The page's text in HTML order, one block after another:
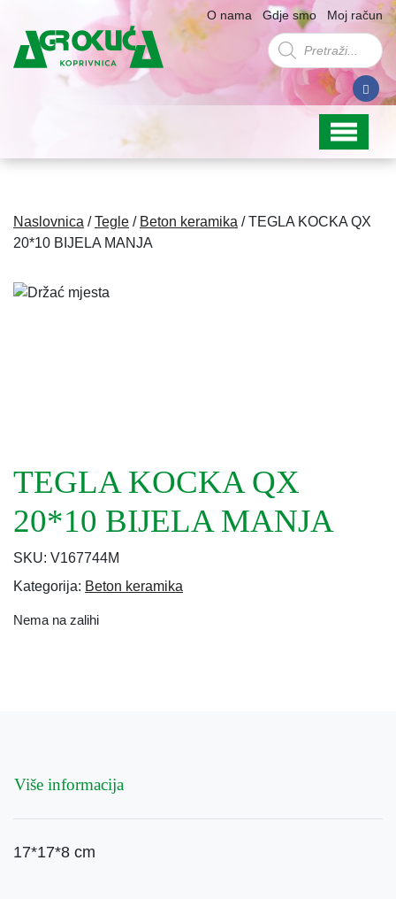
O nama Gdje smo Moj račun
Products
search
Naslovnica /Tegle / Beton keramika / TEGLA KOCKA QX
20*10 BIJELA MANJA
TEGLA KOCKA QX
20*10 BIJELA MANJA
SKU: V167744M
Kategorija: Beton keramika
Nema na zalihi
Više informacija
17*17*8 cm